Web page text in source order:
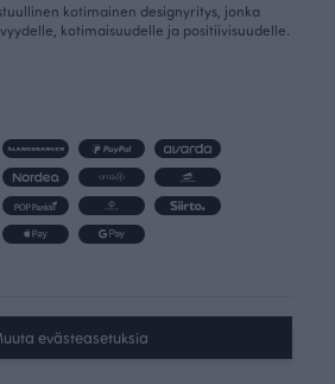
kotimainen designyritys, jonka
kotimaisuudelle ja positiivisuudelle.
evästeasetuksia